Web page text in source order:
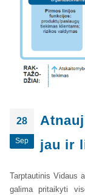
28
Sep
jau ir
Tarptautinis Vidaus
galima pritaikyti